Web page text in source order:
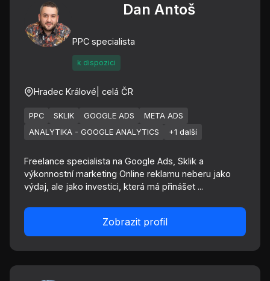
Dan Antoš
PPC specialista
k dispozici
Hradec Králové | celá ČR
PPC SKLIK GOOGLE ADS
META ADS
ANALYTIKA - GOOGLE ANALYTICS
+1 další
Freelance specialista na Google Ads, Sklik a
výkonnostní marketing Online reklamu neberu jako
výdaj, ale jako investici, která má přinášet ...
Zobrazit profil